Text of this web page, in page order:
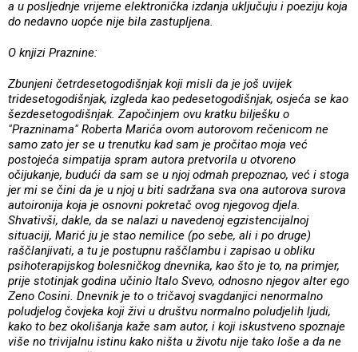
a u posljednje vrijeme elektronička izdanja uključuju i poeziju koja
do nedavno uopće nije bila zastupljena.
O knjizi Praznine:
Zbunjeni četrdesetogodišnjak koji misli da je još uvijek
tridesetogodišnjak, izgleda kao pedesetogodišnjak, osjeća se kao
šezdesetogodišnjak. Započinjem ovu kratku bilješku o
"Prazninama" Roberta Marića ovom autorovom rečenicom ne
samo zato jer se u trenutku kad sam je pročitao moja već
postojeća simpatija spram autora pretvorila u otvoreno
očijukanje, budući da sam se u njoj odmah prepoznao, već i stoga
jer mi se čini da je u njoj u biti sadržana sva ona autorova surova
autoironija koja je osnovni pokretač ovog njegovog djela.
Shvativši, dakle, da se nalazi u navedenoj egzistencijalnoj
situaciji, Marić ju je stao nemilice (po sebe, ali i po druge)
raščlanjivati, a tu je postupnu raščlambu i zapisao u obliku
psihoterapijskog bolesničkog dnevnika, kao što je to, na primjer,
prije stotinjak godina učinio Italo Svevo, odnosno njegov alter ego
Zeno Cosini. Dnevnik je to o tričavoj svagdanjici nenormalno
poludjelog čovjeka koji živi u društvu normalno poludjelih ljudi,
kako to bez okolišanja kaže sam autor, i koji iskustveno spoznaje
više no trivijalnu istinu kako ništa u životu nije tako loše a da ne